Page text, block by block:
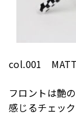
col.001
フロントは艶
感じるチェック